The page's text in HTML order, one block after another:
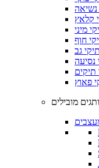
נשיאה
מיני
חוף
תיקי גב
נסיעה
תיקים
מובילים